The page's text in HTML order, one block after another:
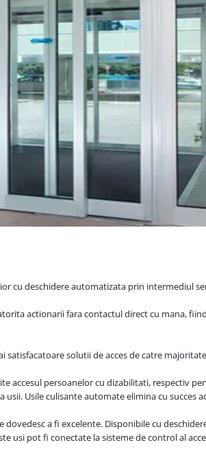
cu deschidere automatizata prin intermediul
actionarii fara contactul direct cu mana,
satisfacatoare solutii de acces de catre
accesul persoanelor cu dizabilitati, respectiv
Usile culisante automate elimina cu succes
a fi excelente. Disponibile cu
usi pot fi conectate la sisteme de control al